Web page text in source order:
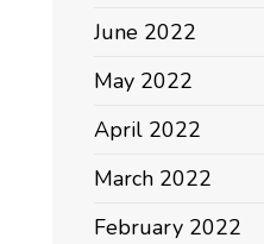
June 2022
May 2022
April 2022
March 2022
February 2022